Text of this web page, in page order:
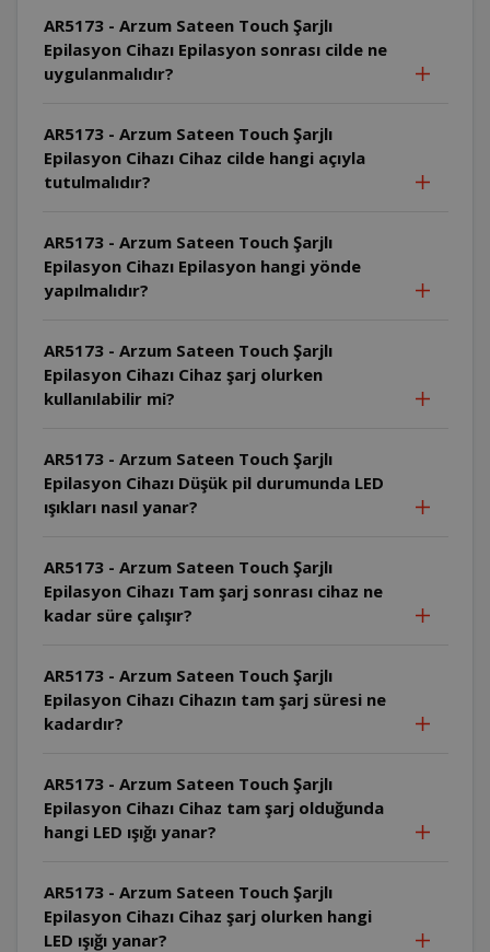
AR5173 - Arzum Sateen Touch Şarjlı
Epilasyon Cihazı Epilasyon sonrası cilde ne
uygulanmalıdır?
AR5173 - Arzum Sateen Touch Şarjlı
Epilasyon Cihazı Cihaz cilde hangi açıyla
tutulmalıdır?
AR5173 - Arzum Sateen Touch Şarjlı
Epilasyon Cihazı Epilasyon hangi yönde
yapılmalıdır?
AR5173 - Arzum Sateen Touch Şarjlı
Epilasyon Cihazı Cihaz şarj olurken
kullanılabilir mi?
AR5173 - Arzum Sateen Touch Şarjlı
Epilasyon Cihazı Düşük pil durumunda LED
ışıkları nasıl yanar?
AR5173 - Arzum Sateen Touch Şarjlı
Epilasyon Cihazı Tam şarj sonrası cihaz ne
kadar süre çalışır?
AR5173 - Arzum Sateen Touch Şarjlı
Epilasyon Cihazı Cihazın tam şarj süresi ne
kadardır?
AR5173 - Arzum Sateen Touch Şarjlı
Epilasyon Cihazı Cihaz tam şarj olduğunda
hangi LED ışığı yanar?
AR5173 - Arzum Sateen Touch Şarjlı
Epilasyon Cihazı Cihaz şarj olurken hangi
LED ışığı yanar?